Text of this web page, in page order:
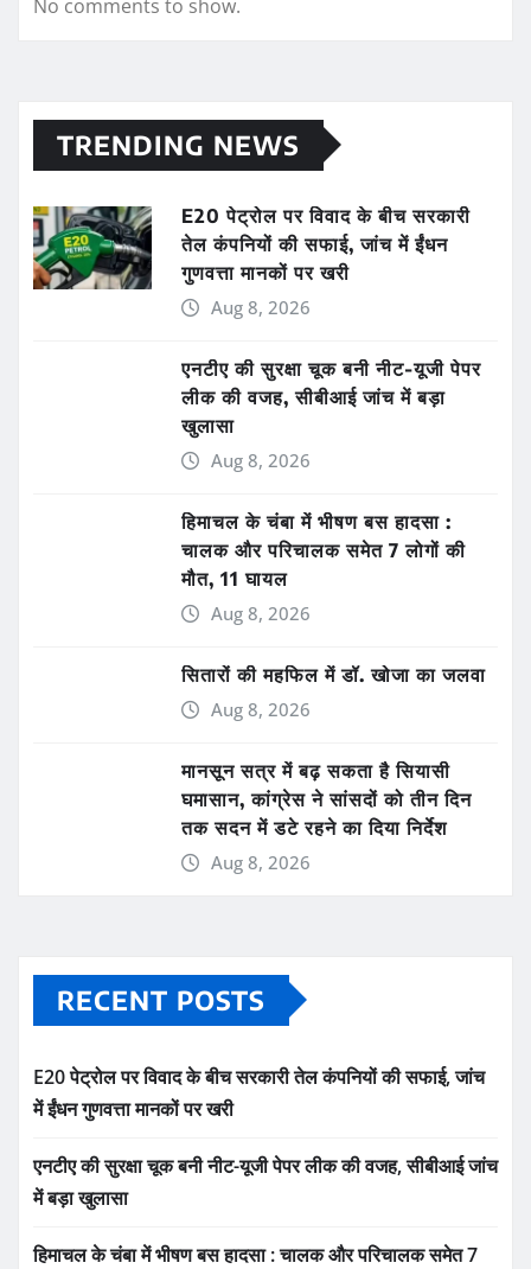
No comments to show.
TRENDING NEWS
E20 पेट्रोल पर विवाद के बीच सरकारी
तेल कंपनियों की सफाई, जांच में ईंधन
गुणवत्ता मानकों पर खरी
Aug 8, 2026
एनटीए की सुरक्षा चूक बनी नीट-यूजी पेपर
लीक की वजह, सीबीआई जांच में बड़ा
खुलासा
Aug 8, 2026
हिमाचल के चंबा में भीषण बस हादसा :
चालक और परिचालक समेत 7 लोगों की
मौत, 11 घायल
Aug 8, 2026
सितारों की महफिल में डॉ. खोजा का जलवा
Aug 8, 2026
मानसून सत्र में बढ़ सकता है सियासी
घमासान, कांग्रेस ने सांसदों को तीन दिन
तक सदन में डटे रहने का दिया निर्देश
Aug 8, 2026
RECENT POSTS
E20 पेट्रोल पर विवाद के बीच सरकारी तेल कंपनियों की सफाई, जांच
में ईंधन गुणवत्ता मानकों पर खरी
एनटीए की सुरक्षा चूक बनी नीट-यूजी पेपर लीक की वजह, सीबीआई जांच
में बड़ा खुलासा
हिमाचल के चंबा में भीषण बस हादसा : चालक और परिचालक समेत 7